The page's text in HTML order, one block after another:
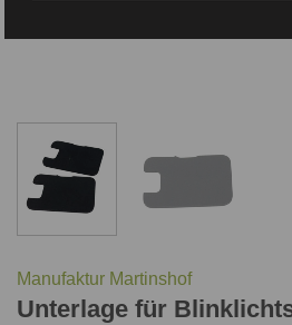
Manufaktur Martinshof
Unterlage für